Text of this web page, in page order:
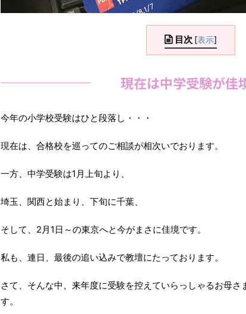
目次 [表示]
現在は中学受験が佳
今年の小学校受験はひと段落し・・・
現在は、合格校を巡ってのご相談が相次いでおります。
一方、中学受験は1月上旬より、
埼玉、関西と始まり、下旬に千葉、
そして、2月1日～の東京へと今がまさに佳境です。
私も、連日、最後の追い込みで教壇にたっております。
さて、そんな中、来年度に受験を控えていらっしゃるお母
す。